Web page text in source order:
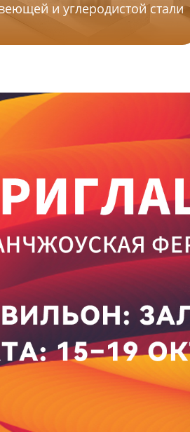
и углеродистой стали